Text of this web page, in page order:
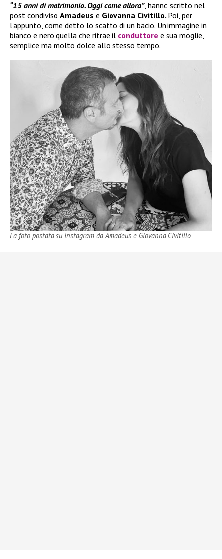
“15 anni di matrimonio. Oggi come allora”, hanno scritto nel
post condiviso Amadeus e Giovanna Civitillo. Poi, per
l’appunto, come detto lo scatto di un bacio. Un’immagine in
bianco e nero quella che ritrae il conduttore e sua moglie,
semplice ma molto dolce allo stesso tempo.
La foto postata su Instagram da Amadeus e Giovanna Civitillo